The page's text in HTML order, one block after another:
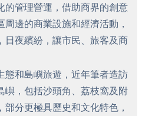
的管理營運，借助商界的創意
邊的商業設施和經濟活動，
日夜繽紛，讓市民、旅客及商
態和島嶼旅遊，近年筆者造訪
嶼，包括沙頭角、荔枝窩及附
分更極具歷史和文化特色，